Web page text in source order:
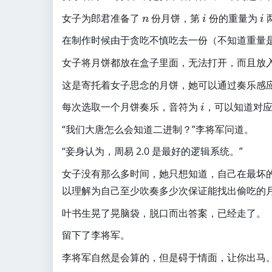
女子为郎君准备了 n
n 份月饼，第i
i 份的重量为 i
i
在制作时候由于贪吃不慎吃去一份（不知道重
女子将月饼都放在盒子里面，无法打开，而且放
这是寄托着女子思念的月饼，她可以通过奏乐感
每次选取一个月饼奏乐，音符为 i
i ，可以知道对
“我们大唐怎么会知道二进制？”李将军问道。
“妾身认为，周易 2.0 是最好的逻辑系统。”
女子没有那么多时间，她只想知道，自己在最
以理解为自己至少吹奏多少次保证能找出偷吃的
叶书生晃了晃脑袋，脱口而出答案，已经走了。
留下了李将军。
李将军自然是会算的，但是碍于情面，让你出马